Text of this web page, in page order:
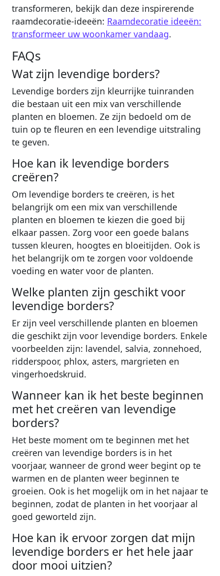
transformeren, bekijk dan deze inspirerende
raamdecoratie-ideeën: Raamdecoratie ideeën:
transformeer uw woonkamer vandaag.
FAQs
Wat zijn levendige borders?
Levendige borders zijn kleurrijke tuinranden
die bestaan uit een mix van verschillende
planten en bloemen. Ze zijn bedoeld om de
tuin op te fleuren en een levendige uitstraling
te geven.
Hoe kan ik levendige borders
creëren?
Om levendige borders te creëren, is het
belangrijk om een mix van verschillende
planten en bloemen te kiezen die goed bij
elkaar passen. Zorg voor een goede balans
tussen kleuren, hoogtes en bloeitijden. Ook is
het belangrijk om te zorgen voor voldoende
voeding en water voor de planten.
Welke planten zijn geschikt voor
levendige borders?
Er zijn veel verschillende planten en bloemen
die geschikt zijn voor levendige borders. Enkele
voorbeelden zijn: lavendel, salvia, zonnehoed,
ridderspoor, phlox, asters, margrieten en
vingerhoedskruid.
Wanneer kan ik het beste beginnen
met het creëren van levendige
borders?
Het beste moment om te beginnen met het
creëren van levendige borders is in het
voorjaar, wanneer de grond weer begint op te
warmen en de planten weer beginnen te
groeien. Ook is het mogelijk om in het najaar te
beginnen, zodat de planten in het voorjaar al
goed geworteld zijn.
Hoe kan ik ervoor zorgen dat mijn
levendige borders er het hele jaar
door mooi uitzien?